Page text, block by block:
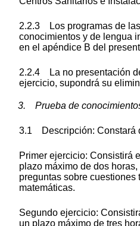
2.2.3 Los programas de
conocimientos y de lengua
en el apéndice B del
2.2.4 La no presentación
ejercicio, supondrá su
3. Prueba de
3.1 Descripción: Constará
Primer ejercicio: Consistirá
plazo máximo de dos
preguntas sobre
matemáticas.
Segundo ejercicio:
un plazo máximo de tres